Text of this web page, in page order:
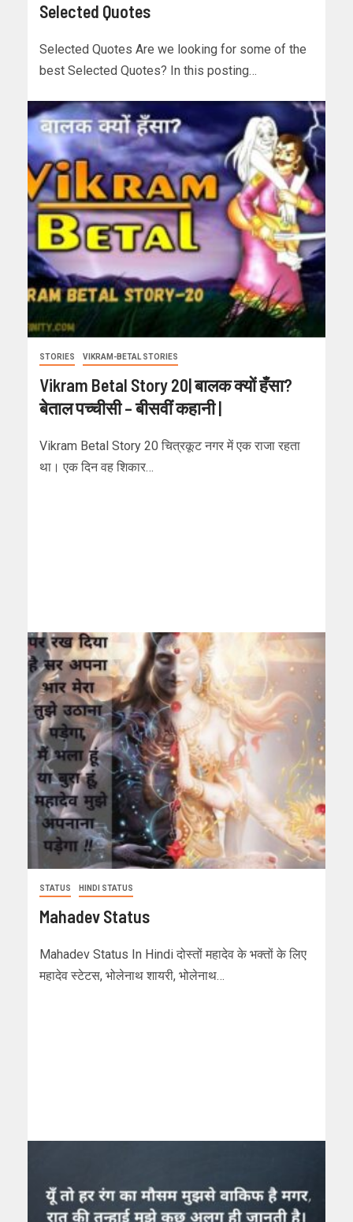
Selected Quotes
Selected Quotes Are we looking for some of the
best Selected Quotes? In this posting…
STORIES VIKRAM-BETAL STORIES
Vikram Betal Story 20| बालक क्यों हँसा?
बेताल पच्चीसी – बीसवीं कहानी |
Vikram Betal Story 20 चित्रकूट नगर में एक राजा रहता
था। एक दिन वह शिकार…
STATUS HINDI STATUS
Mahadev Status
Mahadev Status In Hindi दोस्तों महादेव के भक्तों के लिए
महादेव स्टेटस, भोलेनाथ शायरी, भोलेनाथ…